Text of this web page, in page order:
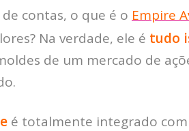
contas, o que é o Empire
Na verdade, ele é tudo
de um mercado de
é totalmente integrado com